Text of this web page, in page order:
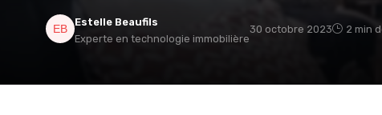
Estelle Beaufils
Experte en technologie immobilière
30 octobre 2023 2 min